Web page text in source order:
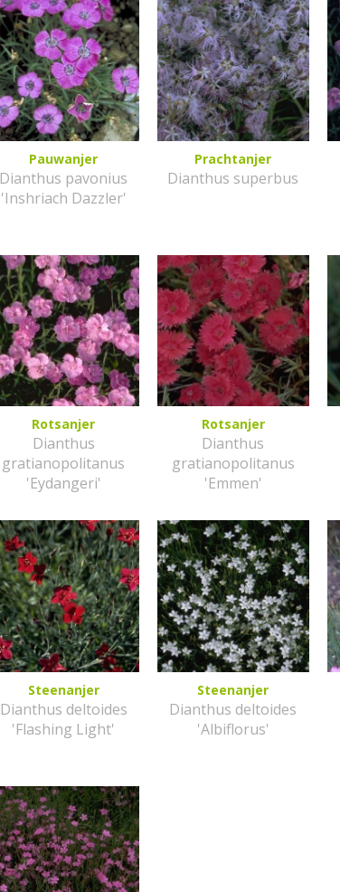
Pauwanjer
Dianthus pavonius
'Inshriach Dazzler'
Prachtanjer
Dianthus superbus
Rotsanjer
Dianthus
gratianopolitanus
'Eydangeri'
Rotsanjer
Dianthus
gratianopolitanus
'Emmen'
Steenanjer
Dianthus deltoides
'Flashing Light'
Steenanjer
Dianthus deltoides
'Albiflorus'